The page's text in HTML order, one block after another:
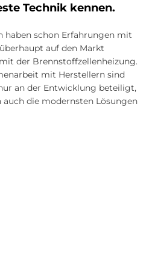
Tech­nik ken­nen.
haben schon Erfahrungen mit
auf den Markt
der Brenn­stoff­zellen­heizung.
mit Herstellern sind
an der Entwicklung beteiligt,
auch die modernsten Lösungen